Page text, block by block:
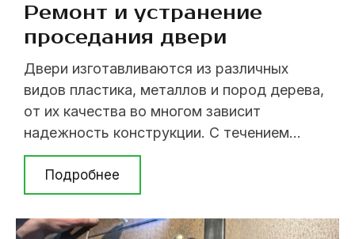
Ремонт и устранение
проседания двери
Двери изготавливаются из различных
видов пластика, металлов и пород дерева,
от их качества во многом зависит
надежность конструкции. С течением
времени двери начинают проседать, в
результате чего они плохо закрываются и
начинают раздражать своим скрипом.
Просевшая дверь не только плохо
Подробнее